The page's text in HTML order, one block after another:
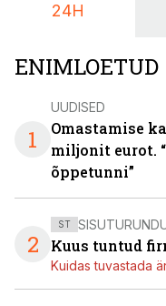
24H
ENIMLOETUD
1
UUDISED
Omastamise
miljonit eurot.
õppetunni”
2
ST
Kuus tuntud
Kuidas tuvastada